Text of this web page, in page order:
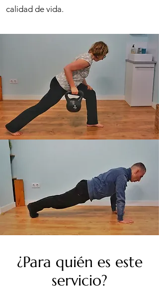
calidad de vida.
¿Para quién es este
servicio?